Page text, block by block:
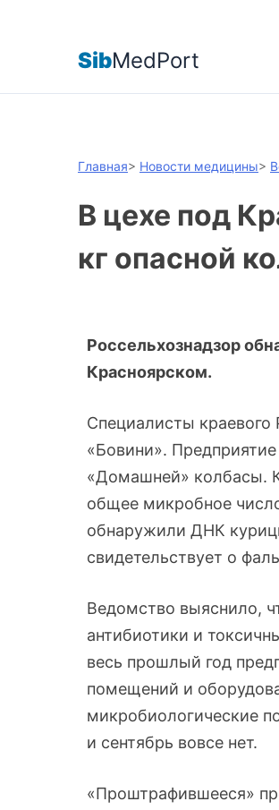
SibMedPort
Главная> Новости медицины>
В цехе под
кг опасной
Россельхознадзор
Красноярском.
Специалисты
«Бовини».
«Домашней» колбасы.
общее микробное
обнаружили ДНК
свидетельствует о
Ведомство выяснило,
антибиотики и
весь прошлый год
помещений и
микробиологические
и сентябрь вовсе нет.
«Проштрафившееся»